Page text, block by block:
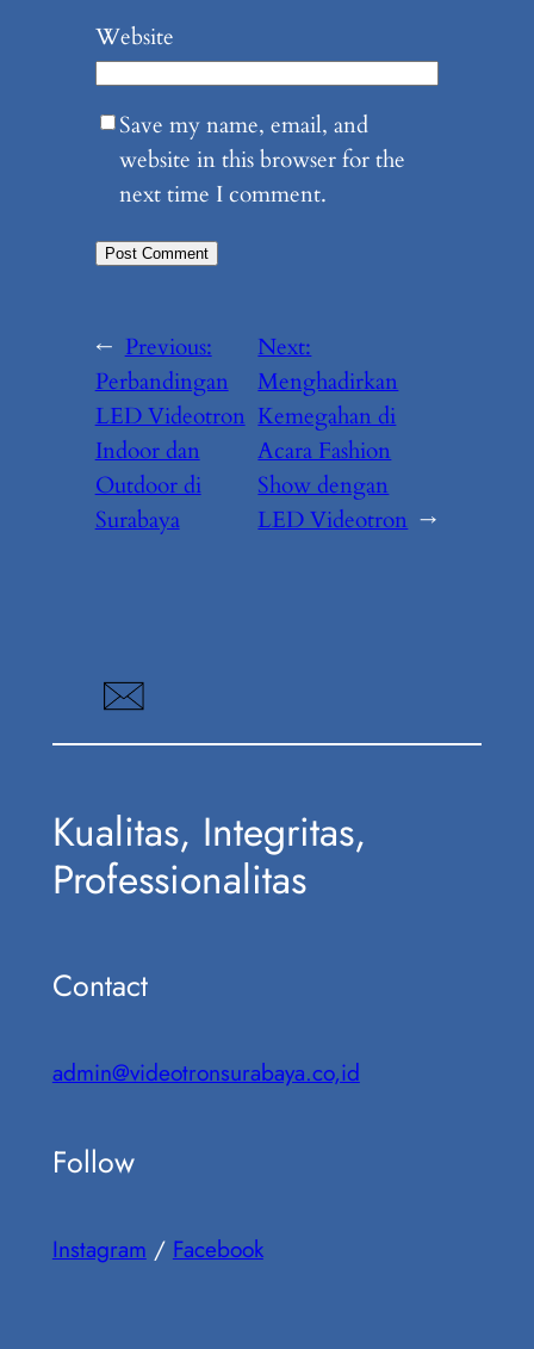
Website
Save my name, email, and
website in this browser for the
next time I comment.
← Previous:
Perbandingan
LED Videotron
Indoor dan
Outdoor di
Surabaya
Next:
Menghadirkan
Kemegahan di
Acara Fashion
Show dengan
LED Videotron →
Kualitas, Integritas,
Professionalitas
Contact
admin@videotronsurabaya.co,id
Follow
Instagram / Facebook